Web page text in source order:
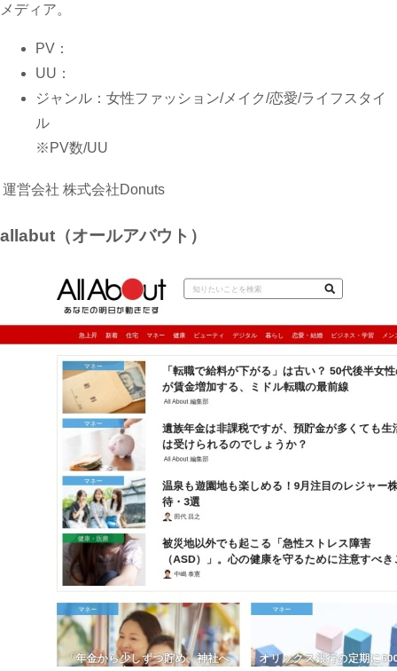
メディア。
PV：
UU：
ジャンル：女性ファッション/メイク/恋愛/ライフスタイ
ル
※PV数/UU
運営会社 株式会社Donuts
allabut（オールアバウト）